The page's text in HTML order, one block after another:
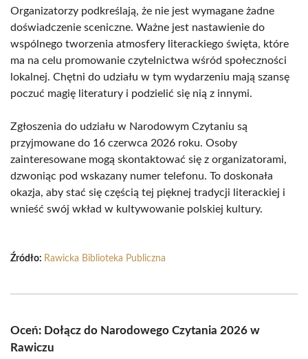
Organizatorzy podkreślają, że nie jest wymagane żadne
doświadczenie sceniczne. Ważne jest nastawienie do
wspólnego tworzenia atmosfery literackiego święta, które
ma na celu promowanie czytelnictwa wśród społeczności
lokalnej. Chętni do udziału w tym wydarzeniu mają szansę
poczuć magię literatury i podzielić się nią z innymi.
Zgłoszenia do udziału w Narodowym Czytaniu są
przyjmowane do 16 czerwca 2026 roku. Osoby
zainteresowane mogą skontaktować się z organizatorami,
dzwoniąc pod wskazany numer telefonu. To doskonała
okazja, aby stać się częścią tej pięknej tradycji literackiej i
wnieść swój wkład w kultywowanie polskiej kultury.
Źródło: Rawicka Biblioteka Publiczna
Oceń: Dołącz do Narodowego Czytania 2026 w
Rawiczu